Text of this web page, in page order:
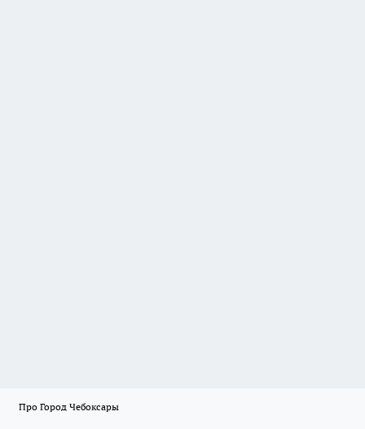
Про Город Чебоксары